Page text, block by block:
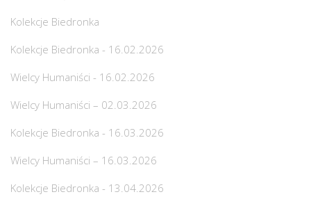
Kolekcje Biedronka
Kolekcje Biedronka - 16.02.2026
Wielcy Humaniści - 16.02.2026
Wielcy Humaniści – 02.03.2026
Kolekcje Biedronka - 16.03.2026
Wielcy Humaniści – 16.03.2026
Kolekcje Biedronka - 13.04.2026